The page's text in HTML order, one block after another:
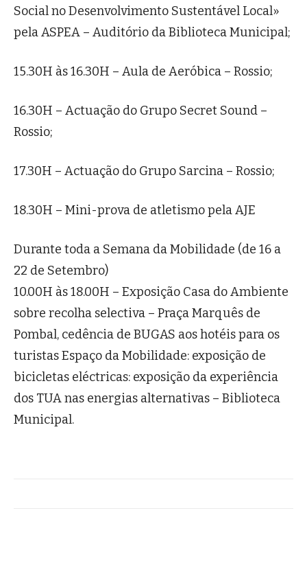
Social no Desenvolvimento Sustentável Local»
pela ASPEA – Auditório da Biblioteca Municipal;
15.30H às 16.30H – Aula de Aeróbica – Rossio;
16.30H – Actuação do Grupo Secret Sound –
Rossio;
17.30H – Actuação do Grupo Sarcina – Rossio;
18.30H – Mini-prova de atletismo pela AJE
Durante toda a Semana da Mobilidade (de 16 a
22 de Setembro)
10.00H às 18.00H – Exposição Casa do Ambiente
sobre recolha selectiva – Praça Marquês de
Pombal, cedência de BUGAS aos hotéis para os
turistas Espaço da Mobilidade: exposição de
bicicletas eléctricas: exposição da experiência
dos TUA nas energias alternativas – Biblioteca
Municipal.